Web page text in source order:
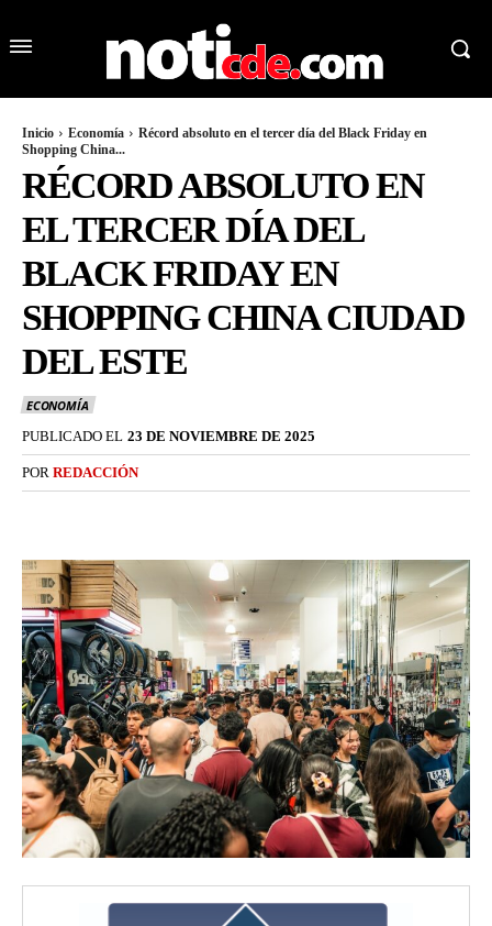
Inicio Economía
Récord absoluto en el tercer día del Black Friday en
Shopping China...
RÉCORD ABSOLUTO EN
EL TERCER DÍA DEL
BLACK FRIDAY EN
SHOPPING CHINA CIUDAD
DEL ESTE
ECONOMÍA
PUBLICADO EL 23 DE NOVIEMBRE DE 2025
POR REDACCIÓN